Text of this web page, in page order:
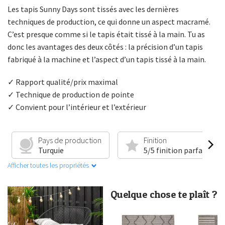
Les tapis Sunny Days sont tissés avec les dernières
techniques de production, ce qui donne un aspect macramé.
C’est presque comme si le tapis était tissé à la main. Tu as
donc les avantages des deux côtés : la précision d’un tapis
fabriqué à la machine et l’aspect d’un tapis tissé à la main.
✓ Rapport qualité/prix maximal
✓ Technique de production de pointe
✓ Convient pour l’intérieur et l’extérieur
Pays de production
Turquie
Finition
5/5 finition parfaite
Afficher toutes les propriétés
Quelque chose te plaît ?